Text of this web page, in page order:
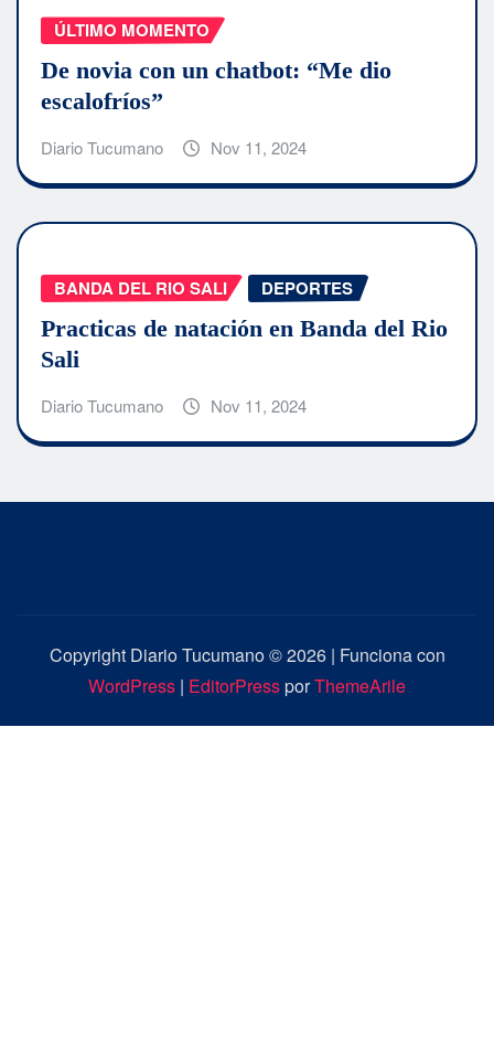
ÚLTIMO MOMENTO
De novia con un chatbot: “Me dio
escalofríos”
Diario Tucumano Nov 11, 2024
BANDA DEL RIO SALI DEPORTES
Practicas de natación en Banda del Rio
Sali
Diario Tucumano Nov 11, 2024
Copyright Diario Tucumano © 2026 | Funciona con
WordPress | EditorPressporThemeArile